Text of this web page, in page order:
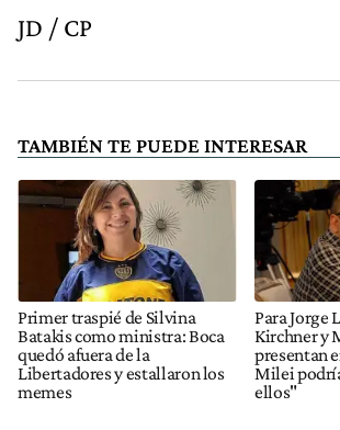
JD / CP
TAMBIÉN TE PUEDE INTERESAR
Primer traspié de Silvina
Batakis como ministra: Boca
quedó afuera de la
Libertadores y estallaron los
memes
Para Jorge
Kirchner y
presentan
Milei
ellos"